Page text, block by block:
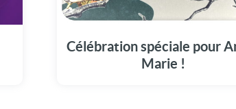
Célébration spéciale pour
Marie !
Une carte vidéo unique pour célébrer
juillet.